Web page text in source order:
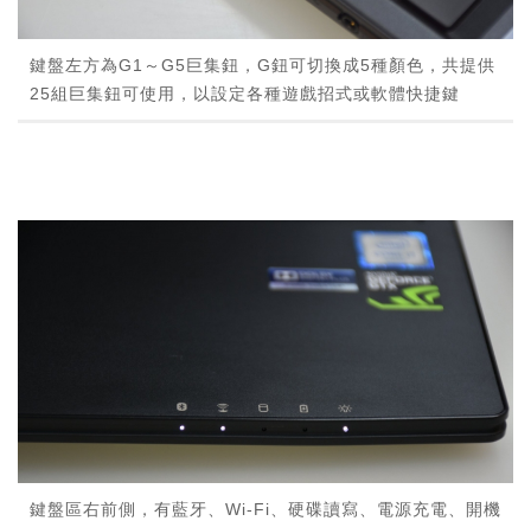
鍵盤左方為G1～G5巨集鈕，G鈕可切換成5種顏色，共提供
25組巨集鈕可使用，以設定各種遊戲招式或軟體快捷鍵
鍵盤區右前側，有藍牙、Wi-Fi、硬碟讀寫、電源充電、開機